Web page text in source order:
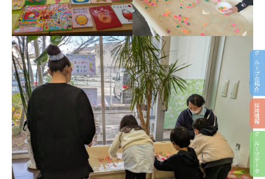
グループの紹介
採用情報
グループデータ